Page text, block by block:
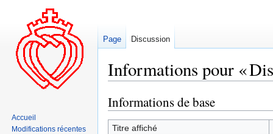
Informations pour «
Aller
à
la
Aller
à
la
Informations de base
Titre affiché
Page Discussion
Accueil
Modifications récentes